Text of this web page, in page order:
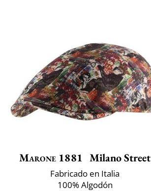
Marone 1881 Milano Street
Fabricado en Italia
100% Algodón